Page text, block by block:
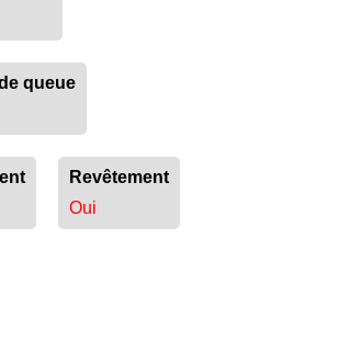
queue
Revêtement
Oui